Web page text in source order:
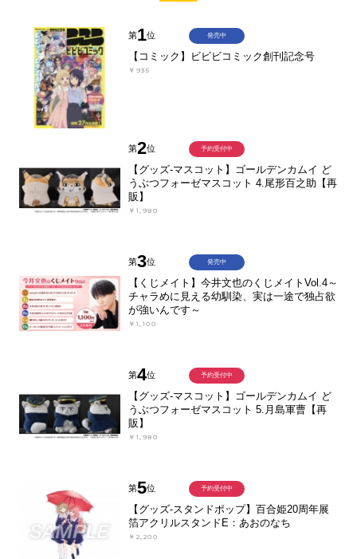
第1位
【コミック】ビビビコミック創刊記念号
￥935
発売中
第2位
【グッズ-マスコット】ゴールデンカムイ ど
うぶつフォーゼマスコット 4.尾形百之助【再
販】
￥1,980
予約受付中
第3位
【くじメイト】今井文也のくじメイトVol.4～
チャラめに見える幼馴染、実は一途で独占欲
が強いんです～
￥1,100
発売中
第4位
【グッズ-マスコット】ゴールデンカムイ ど
うぶつフォーゼマスコット 5.月島軍曹【再
販】
￥1,980
予約受付中
第5位
【グッズ-スタンドポップ】百合姫20周年展
箔アクリルスタンドE：あおのなち
￥2,200
予約受付中